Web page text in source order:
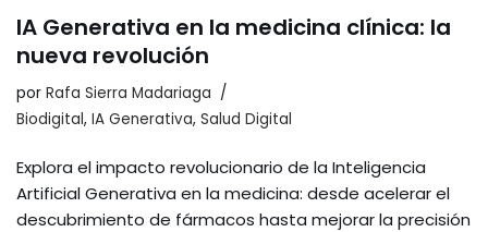
IA Generativa en la medicina clínica: la
nueva revolución
por Rafa Sierra Madariaga
Biodigital, IA Generativa, Salud Digital
Explora el impacto revolucionario de la Inteligencia
Artificial Generativa en la medicina: desde acelerar el
descubrimiento de fármacos hasta mejorar la precisión